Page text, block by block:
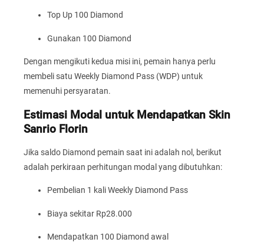
Top Up 100 Diamond
Gunakan 100 Diamond
Dengan mengikuti kedua misi ini, pemain hanya perlu
membeli satu Weekly Diamond Pass (WDP) untuk
memenuhi persyaratan.
Estimasi Modal untuk Mendapatkan Skin
Sanrio Florin
Jika saldo Diamond pemain saat ini adalah nol, berikut
adalah perkiraan perhitungan modal yang dibutuhkan:
Pembelian 1 kali Weekly Diamond Pass
Biaya sekitar Rp28.000
Mendapatkan 100 Diamond awal